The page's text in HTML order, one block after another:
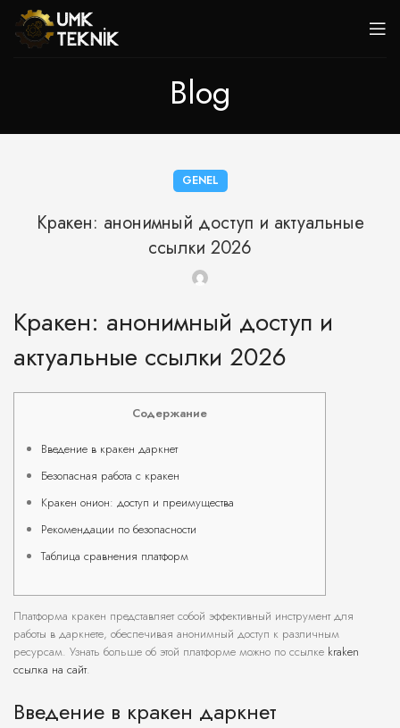
Blog
GENEL
Кракен: анонимный доступ и актуальные
ссылки 2026
Кракен: анонимный доступ и
актуальные ссылки 2026
Содержание
Введение в кракен даркнет
Безопасная работа с кракен
Кракен онион: доступ и преимущества
Рекомендации по безопасности
Таблица сравнения платформ
Платформа кракен представляет собой эффективный инструмент для
работы в даркнете, обеспечивая анонимный доступ к различным
ресурсам. Узнать больше об этой платформе можно по ссылке kraken
ссылка на сайт.
Введение в кракен даркнет